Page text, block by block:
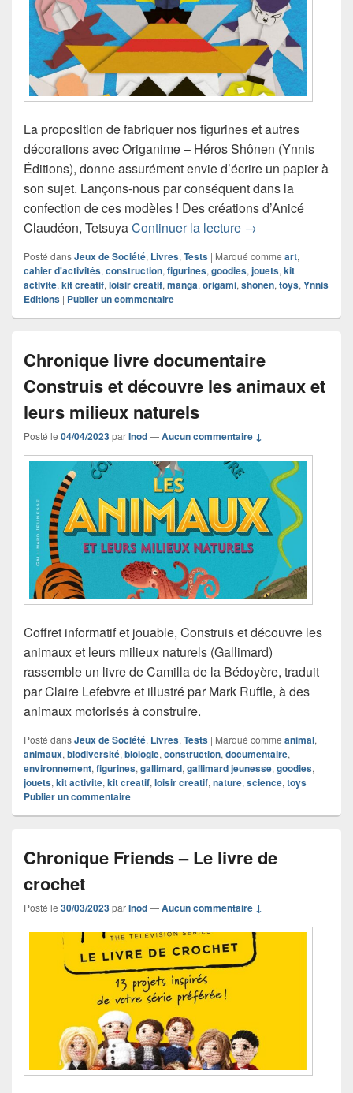
La proposition de fabriquer nos figurines et autres
décorations avec Origanime – Héros Shônen (Ynnis
Éditions), donne assurément envie d’écrire un papier à
son sujet. Lançons-nous par conséquent dans la
confection de ces modèles ! Des créations d’Anicé
Claudéon, TetsuyaContinuer la lecture Chronique cahier
→
Posté dansJeux de Société, Livres,Tests | Marqué comme art,
cahier d'activités,construction,figurines,goodies,jouets,kit
activite,kit creatif,loisir creatif,manga,origami,shônen,toys,Ynnis
Editions | Publier un commentaire
Chronique livre documentaire
Construis et découvre les animaux et
leurs milieux naturels
Posté le 04/04/2023parInod—Aucun commentaire ↓
Coffret informatif et jouable, Construis et découvre les
animaux et leurs milieux naturels (Gallimard)
rassemble un livre de Camilla de la Bédoyère, traduit
par Claire Lefebvre et illustré par Mark Ruffle, à des
animaux motorisés à construire.
Posté dansJeux de Société, Livres, Tests | Marqué comme animal,
animaux, biodiversité, biologie, construction, documentaire,
environnement, figurines, gallimard, gallimard jeunesse, goodies,
jouets, kit activite, kit creatif, loisir creatif, nature, science, toys |
Publier un commentaire
Chronique Friends – Le livre de
crochet
Posté le 30/03/2023parInod—Aucun commentaire ↓